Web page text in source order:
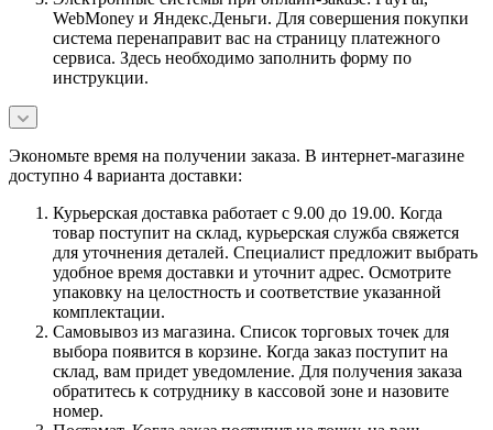
WebMoney и Яндекс.Деньги. Для совершения покупки
система перенаправит вас на страницу платежного
сервиса. Здесь необходимо заполнить форму по
инструкции.
Экономьте время на получении заказа. В интернет-магазине
доступно 4 варианта доставки:
Курьерская доставка работает с 9.00 до 19.00. Когда
товар поступит на склад, курьерская служба свяжется
для уточнения деталей. Специалист предложит выбрать
удобное время доставки и уточнит адрес. Осмотрите
упаковку на целостность и соответствие указанной
комплектации.
Самовывоз из магазина. Список торговых точек для
выбора появится в корзине. Когда заказ поступит на
склад, вам придет уведомление. Для получения заказа
обратитесь к сотруднику в кассовой зоне и назовите
номер.